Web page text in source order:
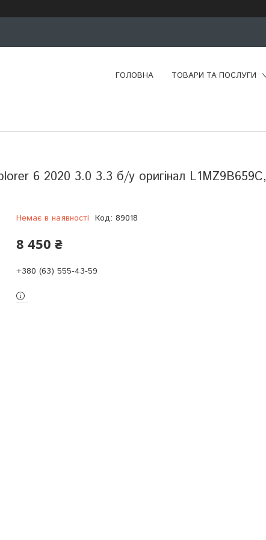
ГОЛОВНА ТОВАРИ ТА ПОСЛУГИ
6 2020 3.0 3.3 б/у оригінал L1MZ9B659C,
Немає в наявності Код: 89018
8 450 ₴
+380 (63) 555-43-59